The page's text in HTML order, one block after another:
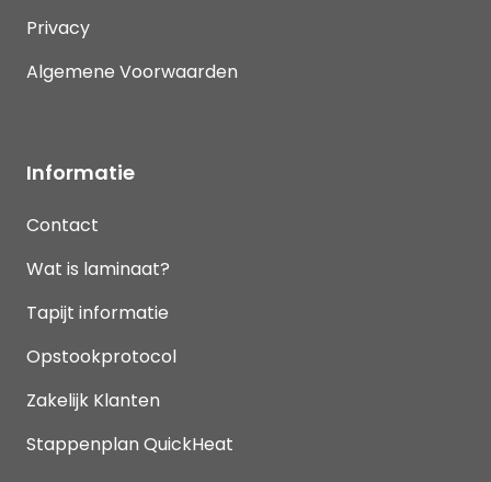
Privacy
Algemene Voorwaarden
Informatie
Contact
Wat is laminaat?
Tapijt informatie
Opstookprotocol
Zakelijk Klanten
Stappenplan QuickHeat